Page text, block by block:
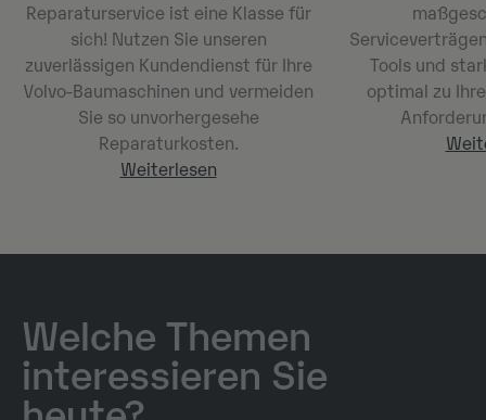
Reparaturservice ist eine Klasse für
sich! Nutzen Sie unseren
zuverlässigen Kundendienst für Ihre
Volvo-Baumaschinen und vermeiden
Sie so unvorhergesehe
Reparaturkosten.
Weiterlesen
Tools und
optimal zu
Welche Themen
interessieren Sie